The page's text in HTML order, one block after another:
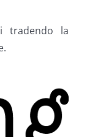
tradendo la